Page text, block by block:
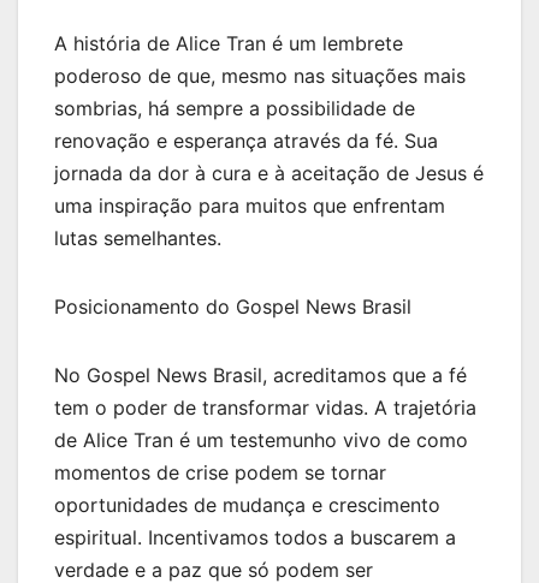
A história de Alice Tran é um lembrete
poderoso de que, mesmo nas situações mais
sombrias, há sempre a possibilidade de
renovação e esperança através da fé. Sua
jornada da dor à cura e à aceitação de Jesus é
uma inspiração para muitos que enfrentam
lutas semelhantes.
Posicionamento do Gospel News Brasil
No Gospel News Brasil, acreditamos que a fé
tem o poder de transformar vidas. A trajetória
de Alice Tran é um testemunho vivo de como
momentos de crise podem se tornar
oportunidades de mudança e crescimento
espiritual. Incentivamos todos a buscarem a
verdade e a paz que só podem ser